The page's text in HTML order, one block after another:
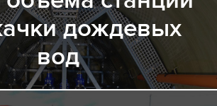
дождевых
вод